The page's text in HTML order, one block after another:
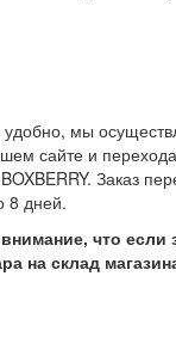
мы
сайте и
BOXBERRY. Заказ
8 дней.
внимание, что
на склад